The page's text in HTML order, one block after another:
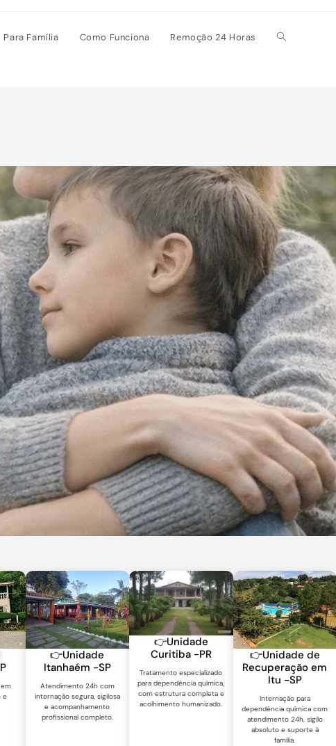
Para Família Como Funciona Remoção 24 Horas
e
👉Unidade
Itanhaém -SP
Atendimento 24h com
internação segura, sigilosa
e acompanhamento
profissional completo.
👉Unidade
Curitiba -PR
Tratamento especializado
para dependência química,
com estrutura completa e
acolhimento humanizado.
👉Unidade de
Recuperação em
Itu -SP
Internação para
dependência química com
atendimento 24h, sigilo
absoluto e suporte à
família.